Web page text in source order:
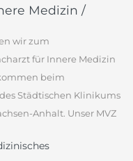
Medizin /
wir zum
für Innere Medizin
beim
Städtischen Klinikums
Anhalt. Unser MVZ